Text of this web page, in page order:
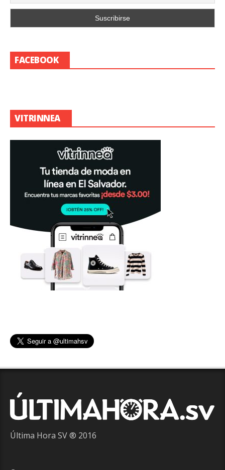
FACEBOOK
VITRINNEA
Última Hora SV ® 2016